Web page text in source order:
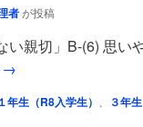
者が投稿
い親切」B-(6) 思い
今週の道徳（６月30日
→
１年生（R8入学生） ３年